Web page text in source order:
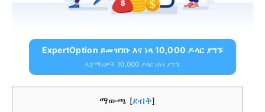
ExpertOption ይመዝገቡ እና ነጻ 10,000 ዶላር ያግኙ
ለጀማሪዎች 10,000 ዶላር በነፃ ያግኙ
ማውጫ [ደብቅ]